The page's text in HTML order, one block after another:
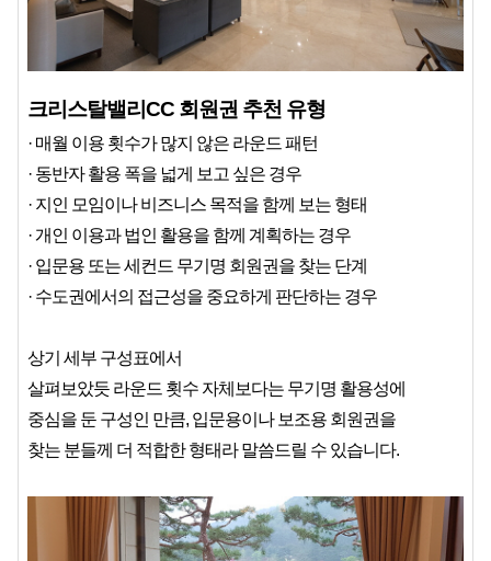
크리스탈밸리CC 회원권 추천 유형
· 매월 이용 횟수가 많지 않은 라운드 패턴
· 동반자 활용 폭을 넓게 보고 싶은 경우
· 지인 모임이나 비즈니스 목적을 함께 보는 형태
· 개인 이용과 법인 활용을 함께 계획하는 경우
· 입문용 또는 세컨드 무기명 회원권을 찾는 단계
· 수도권에서의 접근성을 중요하게 판단하는 경우
상기 세부 구성표에서
살펴보았듯 라운드 횟수 자체보다는 무기명 활용성에
중심을 둔 구성인 만큼, 입문용이나 보조용 회원권을
찾는 분들께 더 적합한 형태라 말씀드릴 수 있습니다.